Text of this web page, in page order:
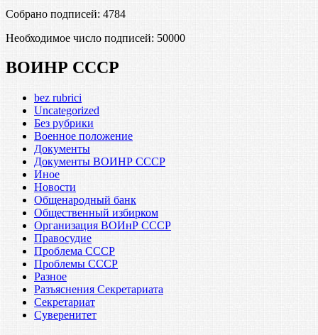
Собрано подписей: 4784
Необходимое число подписей: 50000
ВОИНР СССР
bez rubrici
Uncategorized
Без рубрики
Военное положение
Документы
Документы ВОИНР СССР
Иное
Новости
Общенародный банк
Общественный избирком
Организация ВОИнР СССР
Правосудие
Проблема СССР
Проблемы СССР
Разное
Разъяснения Секретариата
Секретариат
Суверенитет